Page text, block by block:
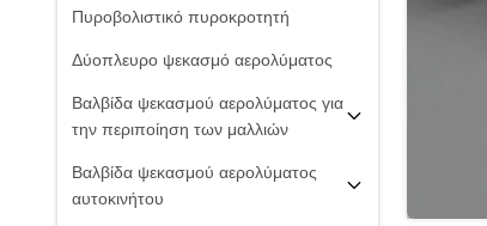
Πυροβολιστικό πυροκροτητή
Δύοπλευρο ψεκασμό αερολύματος
Βαλβίδα ψεκασμού αερολύματος για
την περιποίηση των μαλλιών
Βαλβίδα ψεκασμού αερολύματος
αυτοκινήτου